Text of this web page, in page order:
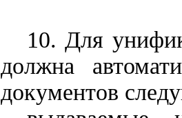
10. Для
должна
документов